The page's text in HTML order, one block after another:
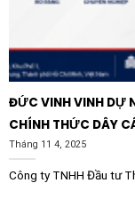
bền vững theo
Ứng dụng
Đèn pha thông
RGBW sở hữu
cho nhiều không
Chiếu sáng
ĐỨC VINH VINH DỰ
CHÍNH THỨC DÂY
Tháng 11 4, 2025
Công ty TNHH Đầu tư